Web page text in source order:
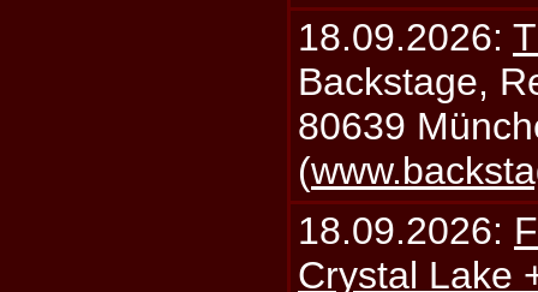
18.09.2026:
Backstage,
80639
(
18.09.2026:
Crystal Lake